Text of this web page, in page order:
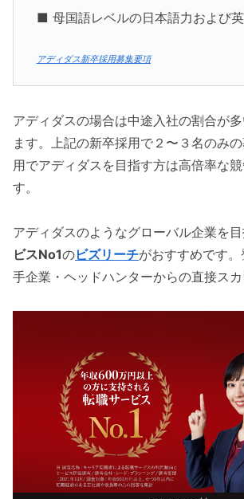
■ 母国語レベルの日本語力および
アディダス新卒採用募集要項
アディダスの場合は中途入社の割合が
ます。上記の新卒採用で２〜３名のみ
用でアディダスを目指す方は高倍率な
す。
アディダスのようなグローバル企業を
ビスNo1のビズリーチがおすすめです
手企業・ヘッドハンターからの直接スカ